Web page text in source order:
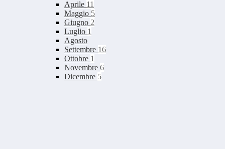
Aprile 11
Maggio 5
Giugno 2
Luglio 1
Agosto
Settembre 16
Ottobre 1
Novembre 6
Dicembre 5